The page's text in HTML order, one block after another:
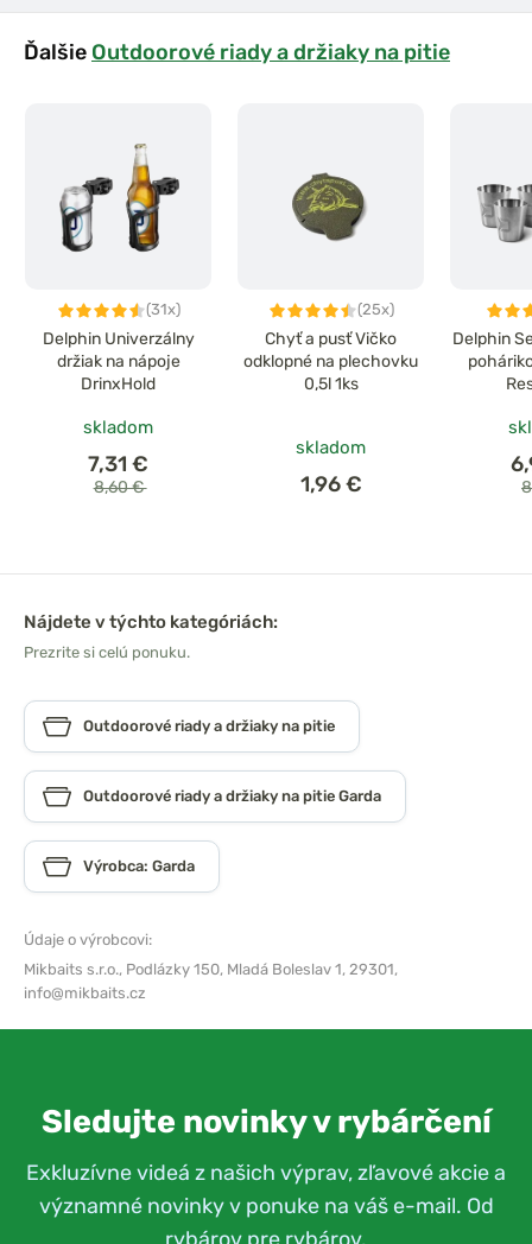
Ďalšie Outdoorové riady a držiaky na pitie
(31x)
Delphin Univerzálny
držiak na nápoje
DrinxHold
skladom
7,31 €
8,60 €
(25x)
Chyť a pusť Vičko
odklopné na plechovku
0,5l 1ks
skladom
1,96 €
Delphin
Nájdete v týchto kategóriách:
Prezrite si celú ponuku.
Outdoorové riady a držiaky na pitie
Outdoorové riady a držiaky na pitie Garda
Výrobca: Garda
Údaje o výrobcovi:
Mikbaits s.r.o., Podlázky 150, Mladá Boleslav 1, 29301,
info@mikbaits.cz
Sledujte novinky v rybárčení
Exkluzívne videá z našich výprav, zľavové akcie a
významné novinky v ponuke na váš e-mail. Od
rybárov pre rybárov.